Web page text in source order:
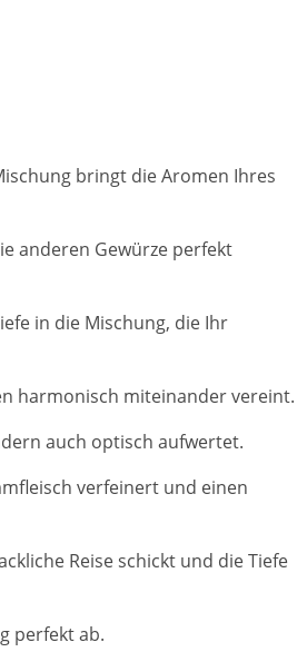
bringt die Aromen Ihres
anderen Gewürze perfekt
in die Mischung, die Ihr
harmonisch miteinander vereint.
auch optisch aufwertet.
verfeinert und einen
Reise schickt und die Tiefe
perfekt ab.